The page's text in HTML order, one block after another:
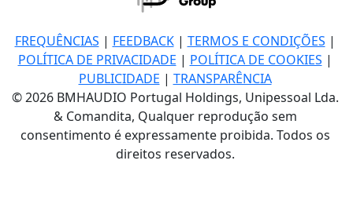
FREQUÊNCIAS | FEEDBACK| TERMOS E CONDIÇÕES |
POLÍTICA DE PRIVACIDADE | POLÍTICA DE COOKIES |
PUBLICIDADE | TRANSPARÊNCIA
© 2026 BMHAUDIO Portugal Holdings, Unipessoal Lda.
& Comandita, Qualquer reprodução sem
consentimento é expressamente proibida. Todos os
direitos reservados.